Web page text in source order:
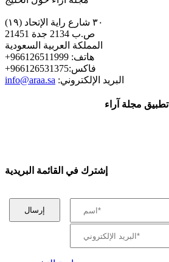
٣٠ شارع راية الإتحاد (١٩)
ص.ب 2134 جدة 21451
المملكة العربية السعودية
+هاتف: 966126511999
+فاكس:966126531375
info@araa.sa :البريد الإلكتروني
تطبيق مجلة آراء
إشترك في القائمة البريدية